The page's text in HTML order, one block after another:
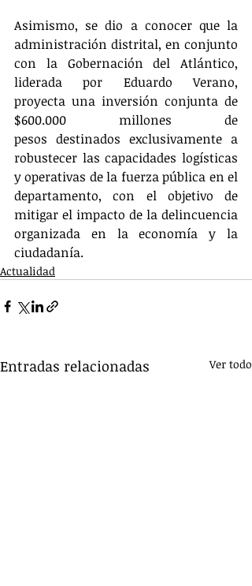
Asimismo, se dio a conocer que la
administración distrital, en conjunto
con la Gobernación del Atlántico,
liderada por Eduardo Verano,
proyecta una inversión conjunta de
$600.000 millones de
pesos destinados exclusivamente a
robustecer las capacidades logísticas
y operativas de la fuerza pública en el
departamento, con el objetivo de
mitigar el impacto de la delincuencia
organizada en la economía y la
ciudadanía.
Actualidad
Entradas relacionadas Ver todo